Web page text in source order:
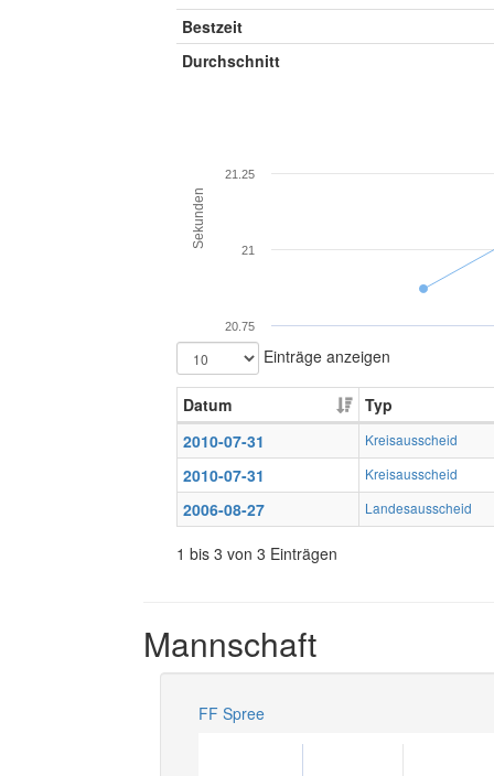
Bestzeit
Durchschnitt
Sekunden
20.75
21
21.25
Einträge anzeigen
Datum
Typ
2010-07-31
Kreisausscheid
2010-07-31 Kreisausscheid
2006-08-27 Landesausscheid
1 bis 3 von 3 Einträgen
Mannschaft
FF Spree